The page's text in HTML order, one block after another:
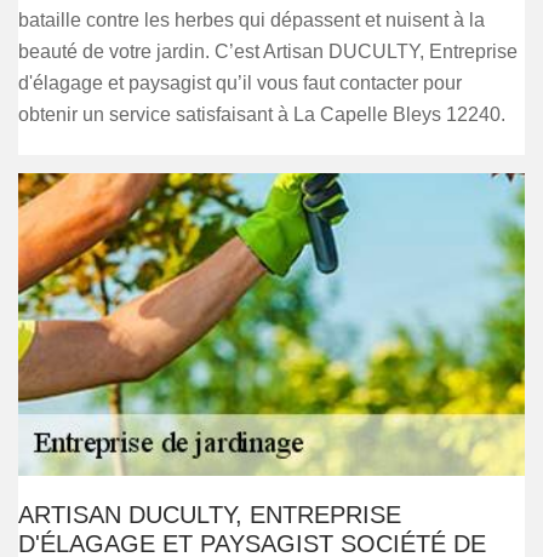
bataille contre les herbes qui dépassent et nuisent à la
beauté de votre jardin. C’est Artisan DUCULTY, Entreprise
d'élagage et paysagist qu’il vous faut contacter pour
obtenir un service satisfaisant à La Capelle Bleys 12240.
ARTISAN DUCULTY, ENTREPRISE
D'ÉLAGAGE ET PAYSAGIST SOCIÉTÉ DE